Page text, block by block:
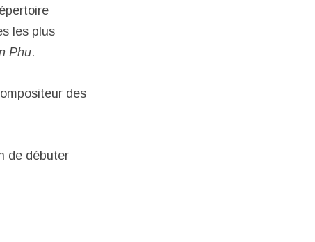
les plus
Phu.
des
de débuter